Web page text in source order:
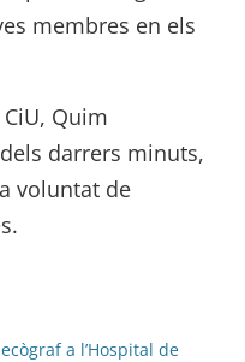
membres en els
Quim
darrers minuts,
voluntat de
a l’Hospital de